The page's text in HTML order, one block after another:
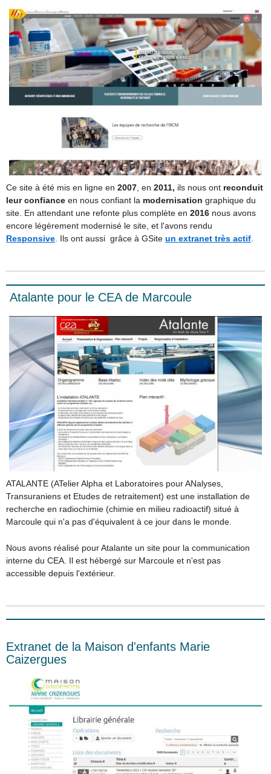
Ce site à été mis en ligne en 2007 , en 2011, ils nous ont reconduit
leur confiance en nous confiant la modernisation graphique du
site. En attendant une refonte plus complète en 2016 nous avons
encore légèrement modernisé le site, et l'avons rendu
Responsive . Ils ont aussi grâce à GSite un extranet très actif
Atalante pour le CEA de Marcoule
ATALANTE (ATelier Alpha et Laboratoires pour ANalyses,
Transuraniens et Etudes de retraitement) est une installation de
recherche en radiochimie (chimie en milieu radioactif) situé à
Marcoule qui n'a pas d'équivalent à ce jour dans le monde.
Nous avons réalisé pour Atalante un site pour la communication
interne du CEA. Il est hébergé sur Marcoule et n'est pas
accessible depuis l'extérieur.
Extranet de la Maison d'enfants Marie
Caizergues